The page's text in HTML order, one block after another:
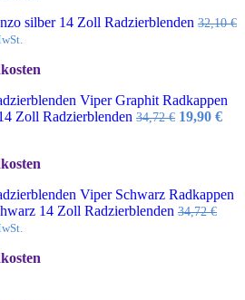
silber 14 Zoll Radzierblenden 32,10€
Radkappen
Zoll Radzierblenden 34,72€ 19,90 €
Radkappen
14 Zoll Radzierblenden 34,72€